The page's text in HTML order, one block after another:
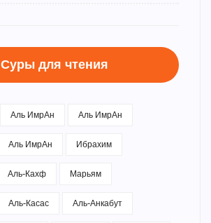
Суры для чтения
Аль ИмрАн
Аль ИмрАн
Аль ИмрАн
Ибрахим
Аль-Кахф
Марьям
Аль-Касас
Аль-Анкабут